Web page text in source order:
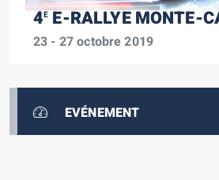
4EE-RALLYE MONTE-
23 - 27 octobre 2019
EVÉNEMENT